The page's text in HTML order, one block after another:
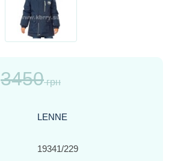
3450грн
LENNE
19341/229